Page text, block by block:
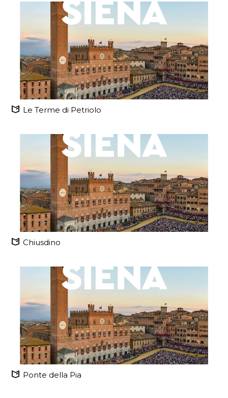
Le Terme di Petriolo
Chiusdino
Ponte della Pia